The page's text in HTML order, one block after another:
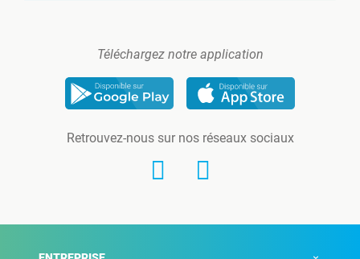
Téléchargez notre application
Retrouvez-nous sur nos réseaux sociaux